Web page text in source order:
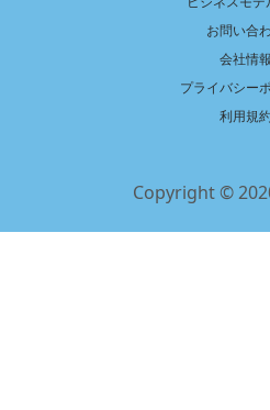
お問い合
会社情報
プライバシー
利用規
Copyright ©